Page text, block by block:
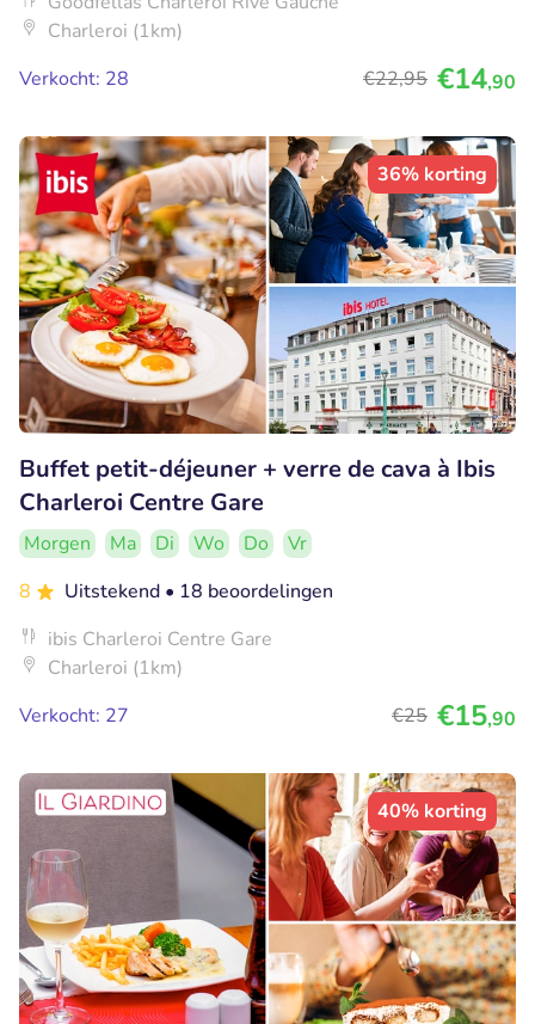
Charleroi (1km)
Verkocht: 28
€22,95 €14,90
36% korting
Buffet petit-déjeuner + verre de cava à Ibis
Charleroi Centre Gare
Morgen Ma Di Wo Do
Vr
8
Uitstekend • 18 beoordelingen
ibis Charleroi Centre Gare
Charleroi (1km)
Verkocht: 27
€25 €15,90
40% korting